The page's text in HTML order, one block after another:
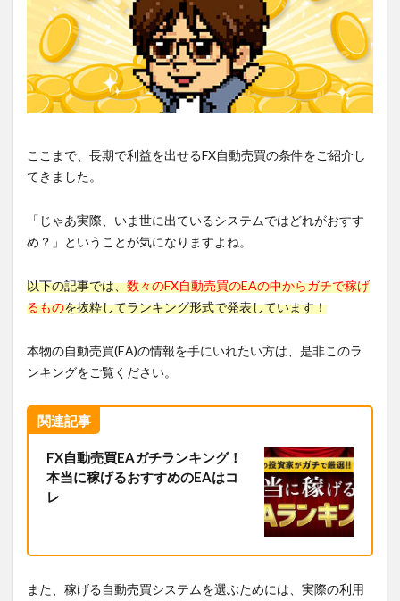
ここまで、長期で利益を出せるFX自動売買の条件をご紹介し
てきました。
「じゃあ実際、いま世に出ているシステムではどれがおすす
め？」ということが気になりますよね。
以下の記事では、数々のFX自動売買のEAの中からガチで稼げ
るものを抜粋してランキング形式で発表しています！
本物の自動売買(EA)の情報を手にいれたい方は、是非このラ
ンキングをご覧ください。
関連記事
FX自動売買EAガチランキング！
本当に稼げるおすすめのEAはコ
レ
また、稼げる自動売買システムを選ぶためには、実際の利用